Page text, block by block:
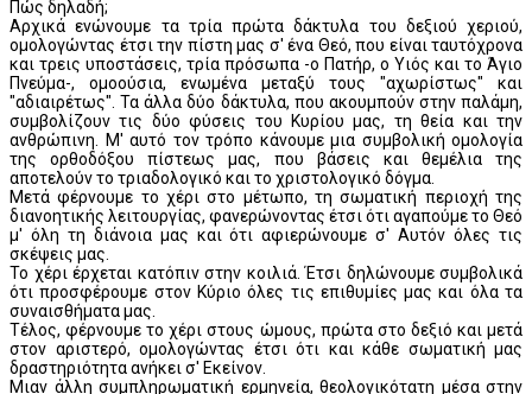
Πώς δηλαδή;
Αρχικά ενώνουμε τα τρία πρώτα δάκτυλα του δεξιού χεριού,
ομολογώντας έτσι την πίστη μας σ' ένα Θεό, που είναι ταυτόχρονα
και τρεις υποστάσεις, τρία πρόσωπα -ο Πατήρ, ο Υιός και το Άγιο
Πνεύμα-, ομοούσια, ενωμένα μεταξύ τους "αχωρίστως" και
"αδιαιρέτως". Τα άλλα δύο δάκτυλα, που ακουμπούν στην παλάμη,
συμβολίζουν τις δύο φύσεις του Κυρίου μας, τη θεία και την
ανθρώπινη. Μ' αυτό τον τρόπο κάνουμε μια συμβολική ομολογία
της ορθοδόξου πίστεως μας, που βάσεις και θεμέλια της
αποτελούν το τριαδολογικό και το χριστολογικό δόγμα.
Μετά φέρνουμε το χέρι στο μέτωπο, τη σωματική περιοχή της
διανοητικής λειτουργίας, φανερώνοντας έτσι ότι αγαπούμε το Θεό
μ' όλη τη διάνοια μας και ότι αφιερώνουμε σ' Αυτόν όλες τις
σκέψεις μας.
Το χέρι έρχεται κατόπιν στην κοιλιά. Έτσι δηλώνουμε συμβολικά
ότι προσφέρουμε στον Κύριο όλες τις επιθυμίες μας και όλα τα
συναισθήματα μας.
Τέλος, φέρνουμε το χέρι στους ώμους, πρώτα στο δεξιό και μετά
στον αριστερό, ομολογώντας έτσι ότι και κάθε σωματική μας
δραστηριότητα ανήκει σ' Εκείνον.
Μιαν άλλη συμπληρωματική ερμηνεία, θεολογικότατη μέσα στην